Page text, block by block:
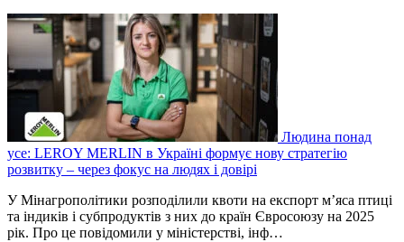
Людина понад
усе: LEROY MERLIN в Україні формує нову стратегію
розвитку – через фокус на людях і довірі
У Мінагрополітики розподілили квоти на експорт м’яса птиці
та індиків і субпродуктів з них до країн Євросоюзу на 2025
рік. Про це повідомили у міністерстві, інф…